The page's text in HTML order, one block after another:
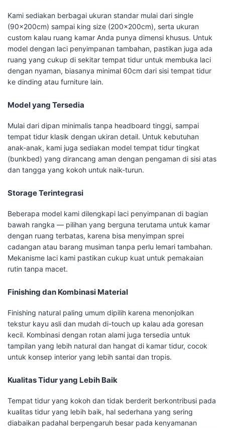
Kami sediakan berbagai ukuran standar mulai dari single
(90x200cm) sampai king size (200x200cm), serta ukuran
custom kalau ruang kamar Anda punya dimensi khusus. Untuk
model dengan laci penyimpanan tambahan, pastikan juga ada
ruang yang cukup di sekitar tempat tidur untuk membuka laci
dengan nyaman, biasanya minimal 60cm dari sisi tempat tidur
ke dinding atau furniture lain.
Model yang Tersedia
Mulai dari dipan minimalis tanpa headboard tinggi, sampai
tempat tidur klasik dengan ukiran detail. Untuk kebutuhan
anak-anak, kami juga sediakan model tempat tidur tingkat
(bunkbed) yang dirancang aman dengan pengaman di sisi atas
dan tangga yang kokoh untuk naik-turun.
Storage Terintegrasi
Beberapa model kami dilengkapi laci penyimpanan di bagian
bawah rangka — pilihan yang berguna terutama untuk kamar
dengan ruang terbatas, karena bisa menyimpan sprei
cadangan atau barang musiman tanpa perlu lemari tambahan.
Mekanisme laci kami pastikan cukup kuat untuk pemakaian
rutin tanpa macet.
Finishing dan Kombinasi Material
Finishing natural paling umum dipilih karena menonjolkan
tekstur kayu asli dan mudah di-touch up kalau ada goresan
kecil. Kombinasi dengan rotan alami juga tersedia untuk
tampilan yang lebih natural dan hangat di kamar tidur, cocok
untuk konsep interior yang lebih santai dan tropis.
Kualitas Tidur yang Lebih Baik
Tempat tidur yang kokoh dan tidak berderit berkontribusi pada
kualitas tidur yang lebih baik, hal sederhana yang sering
diabaikan padahal berpengaruh besar pada kenyamanan